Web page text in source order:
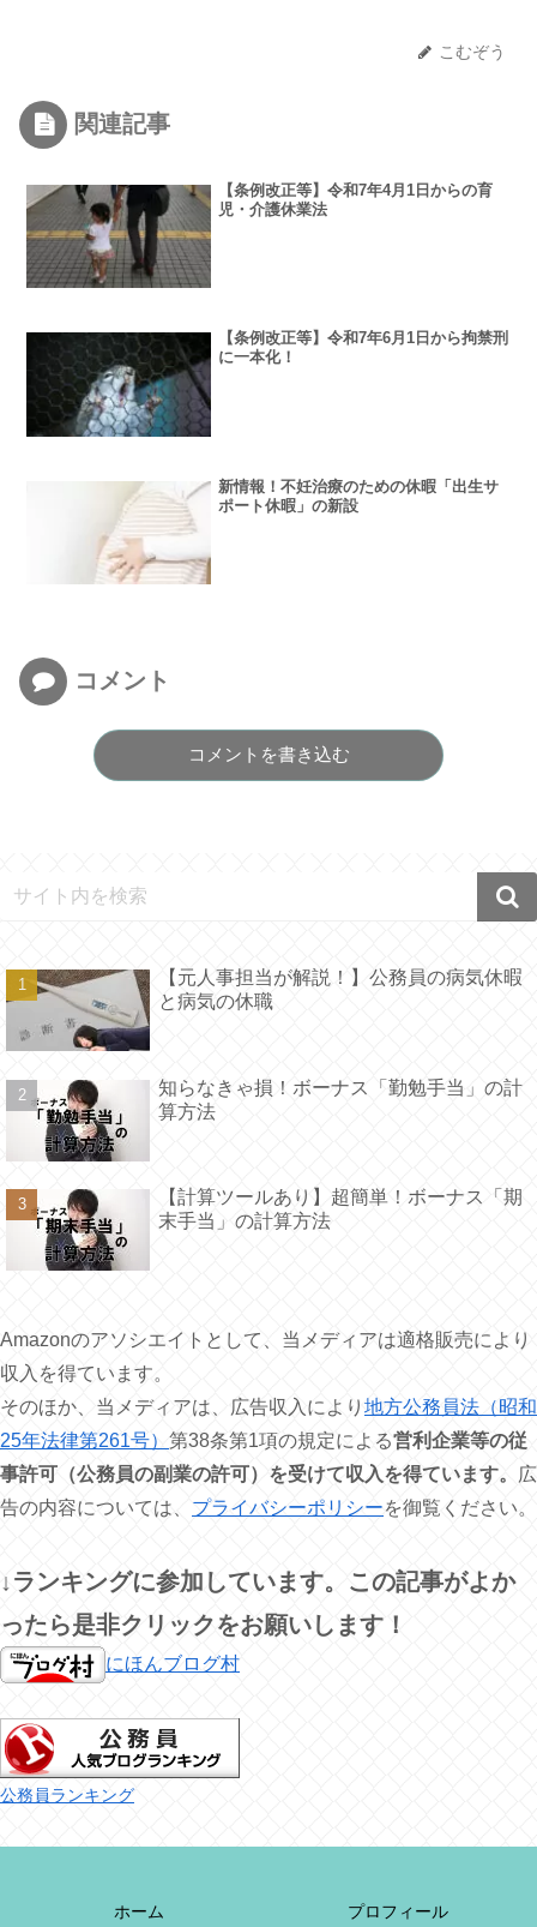
こむぞう
関連記事
【条例改正等】令和7年4月1日からの育
児・介護休業法
【条例改正等】令和7年6月1日から拘禁刑
に一本化！
新情報！不妊治療のための休暇「出生サ
ポート休暇」の新設
コメント
コメントを書き込む
【元人事担当が解説！】公務員の病気休暇
と病気の休職
知らなきゃ損！ボーナス「勤勉手当」の計
算方法
【計算ツールあり】超簡単！ボーナス「期
末手当」の計算方法
Amazonのアソシエイトとして、当メディアは適格販売により
収入を得ています。
そのほか、当メディアは、広告収入により 地方公務員法（昭和
25年法律第261号） 第38条第1項の規定による営利企業等の従
事許可（公務員の副業の許可）を受けて収入を得ています。
広
告の内容については、 プライバシーポリシーを御覧ください。
↓ランキングに参加しています。この記事がよか
ったら是非クリックをお願いします！
にほんブログ村
公務員ランキング
ホーム プロフィール